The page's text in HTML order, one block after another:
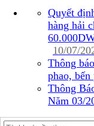
Quyết
hàng hải
10/07/
Thông
phao, bến
Thông
Năm 03/